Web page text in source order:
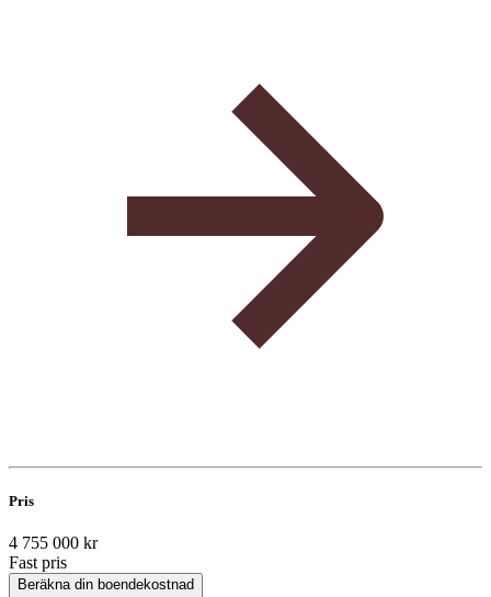
Pris
4 755 000 kr
Fast pris
Beräkna din boendekostnad